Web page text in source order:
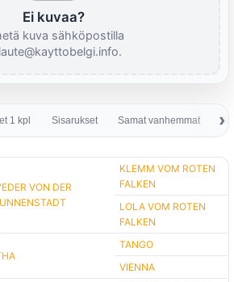
Ei kuvaa?
kuva sähköpostilla
1 kpl Sisarukset Samat vanhemmat
VON DER
KLEMM VOM ROTEN
FALKEN
LOLA VOM ROTEN
FALKEN
TANGO
VIENNA